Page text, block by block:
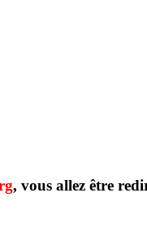
, vous allez être